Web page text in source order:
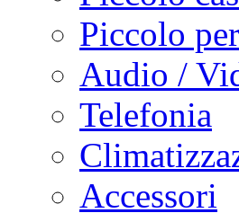
Piccolo
Audio /
Telefonia
Accessori